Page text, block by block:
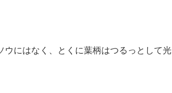
にはなく、とくに葉柄はつるっとして光